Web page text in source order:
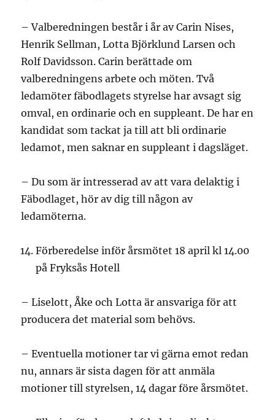
– Valberedningen består i år av Carin Nises,
Henrik Sellman, Lotta Björklund Larsen och
Rolf Davidsson. Carin berättade om
valberedningens arbete och möten. Två
ledamöter fäbodlagets styrelse har avsagt sig
omval, en ordinarie och en suppleant. De har en
kandidat som tackat ja till att bli ordinarie
ledamot, men saknar en suppleant i dagsläget.
– Du som är intresserad av att vara delaktig i
Fäbodlaget, hör av dig till någon av
ledamöterna.
Förberedelse inför årsmötet 18 april kl 14.00
på Fryksås Hotell
– Liselott, Åke och Lotta är ansvariga för att
producera det material som behövs.
– Eventuella motioner tar vi gärna emot redan
nu, annars är sista dagen för att anmäla
motioner till styrelsen, 14 dagar före årsmötet.